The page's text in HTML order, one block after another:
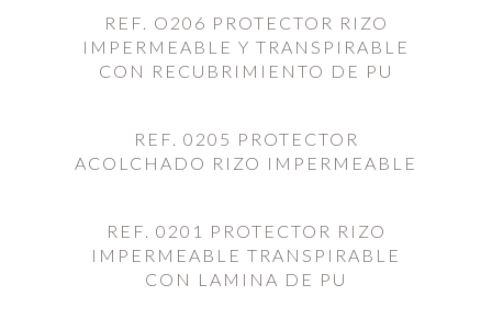
REF. O206 PROTECTOR RIZO
IMPERMEABLE Y TRANSPIRABLE
CON RECUBRIMIENTO DE PU
REF. 0205 PROTECTOR
ACOLCHADO RIZO IMPERMEABLE
REF. 0201 PROTECTOR RIZO
IMPERMEABLE TRANSPIRABLE
CON LAMINA DE PU